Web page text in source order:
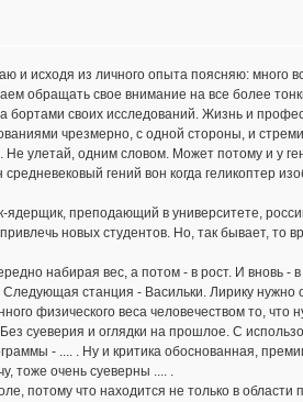
и исходя из личного опыта поясняю:
обращать свое внимание на все более
бортами своих исследований. Жизнь и
чрезмерно, с одной стороны, и
Не улетай, одним словом. Может потому и у
гений вон когда геликоптер
преподающий в университете,
новых студентов. Но, так бывает, то
набирая вес, а потом - в рост. И вновь - в
станция - Васильки. Лирику
физического веса человечеством то, что
суеверия и оглядки на прошлое. С
- .... . Ну и критика обоснованная,
тоже очень суеверны .... .
потому что находится не только в